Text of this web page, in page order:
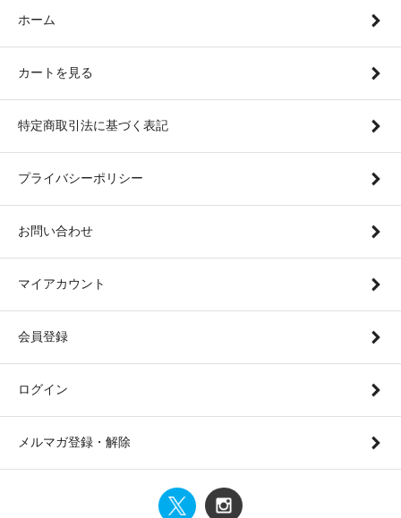
ホーム
カートを見る
特定商取引法に基づく表記
プライバシーポリシー
お問い合わせ
マイアカウント
会員登録
ログイン
メルマガ登録・解除